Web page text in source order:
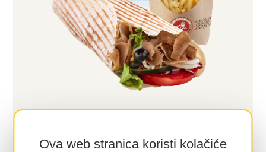
Ova web stranica koristi kolačiće